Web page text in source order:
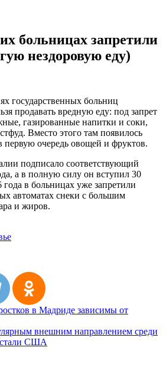
больницах запретили
нездоровую еду)
государственных больниц
продавать вредную еду: под запрет
газированные напитки и соки,
Вместо этого там появилось
первую очередь овощей и фруктов.
подписало соответствующий
а в полную силу он вступил 30
в больницах уже запретили
автоматах снеки с большим
и жиров.
в Мадриде зависимы от
внешним направлением среди
стали США